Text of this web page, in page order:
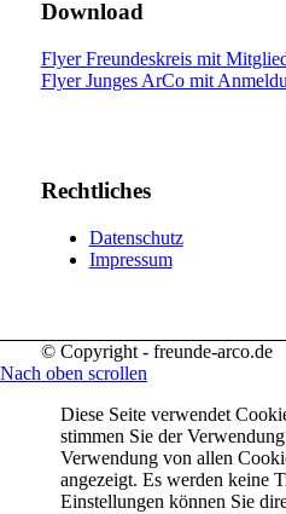
Download
Flyer Freundeskreis mit
Flyer Junges ArCo mit
Rechtliches
Datenschutz
Impressum
© Copyright - freunde-arco.de
Nach oben scrollen
Diese Seite verwendet
stimmen Sie der
Verwendung von allen
angezeigt. Es werden keine
Einstellungen können Sie